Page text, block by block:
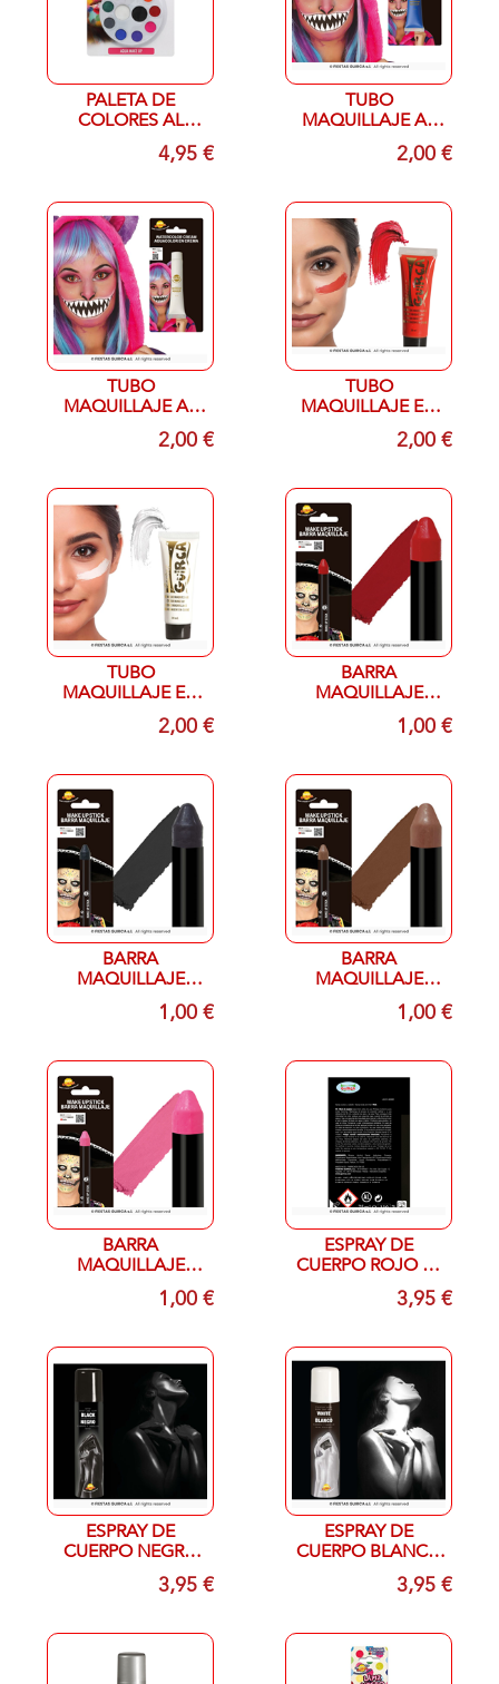
PALETA DE
COLORES AL
4,95 €
TUBO
MAQUILLAJE AL
AGUA AZUL
OSCURO 20 ML
2,00 €
TUBO
MAQUILLAJE AL
AGUA BLANCO 20
2,00 €
TUBO
MAQUILLAJE EN
CREMA ROJO 20
2,00 €
TUBO
MAQUILLAJE EN
CREMA BLANCO
2,00 €
BARRA
MAQUILLAJE
ROJO 10 GR1,00 €
BARRA
MAQUILLAJE
NEGRO 10 GR1,00 €
BARRA
MAQUILLAJE
MARRON 10 GR
1,00 €
BARRA
MAQUILLAJE
ROSA 10 GR1,00 €
ESPRAY DE
CUERPO ROJO 75
3,95 €
ESPRAY DE
CUERPO NEGRO
3,95 €
ESPRAY DE
CUERPO BLANCO
3,95 €